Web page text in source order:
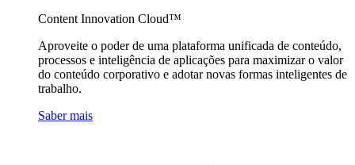
Content Innovation Cloud™
Aproveite o poder de uma plataforma unificada de conteúdo,
processos e inteligência de aplicações para maximizar o valor
do conteúdo corporativo e adotar novas formas inteligentes de
trabalho.
Saber mais